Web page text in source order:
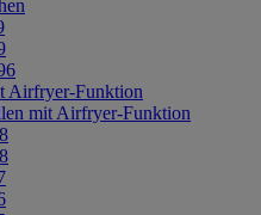
Airfryer-Funktion
mit Airfryer-Funktion